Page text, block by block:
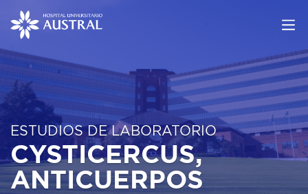
ESTUDIOS DE LABORATORIO
CYSTICERCUS,
ANTICUERPOS